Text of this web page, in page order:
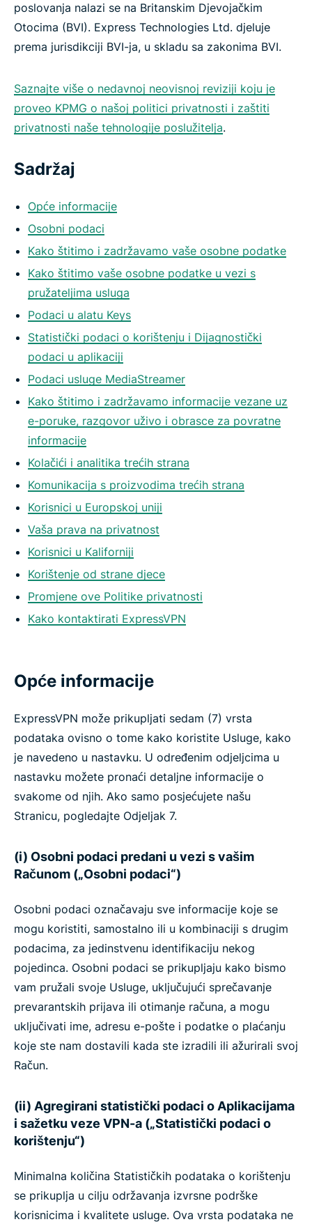
poslovanja nalazi se na Britanskim Djevojačkim
Otocima (BVI). Express Technologies Ltd. djeluje
prema jurisdikciji BVI-ja, u skladu sa zakonima BVI.
Saznajte više o nedavnoj neovisnoj reviziji koju je
proveo KPMG o našoj politici privatnosti i zaštiti
privatnosti naše tehnologije poslužitelja.
Sadržaj
Opće informacije
Osobni podaci
Kako štitimo i zadržavamo vaše osobne podatke
Kako štitimo vaše osobne podatke u vezi s
pružateljima usluga
Podaci u alatu Keys
Statistički podaci o korištenju i Dijagnostički
podaci u aplikaciji
Podaci usluge MediaStreamer
Kako štitimo i zadržavamo informacije vezane uz
e-poruke, razgovor uživo i obrasce za povratne
informacije
Kolačići i analitika trećih strana
Komunikacija s proizvodima trećih strana
Korisnici u Europskoj uniji
Vaša prava na privatnost
Korisnici u Kaliforniji
Korištenje od strane djece
Promjene ove Politike privatnosti
Kako kontaktirati ExpressVPN
Opće informacije
ExpressVPN može prikupljati sedam (7) vrsta
podataka ovisno o tome kako koristite Usluge, kako
je navedeno u nastavku. U određenim odjeljcima u
nastavku možete pronaći detaljne informacije o
svakome od njih. Ako samo posjećujete našu
Stranicu, pogledajte Odjeljak 7.
(i) Osobni podaci predani u vezi s vašim
Računom („Osobni podaci“)
Osobni podaci označavaju sve informacije koje se
mogu koristiti, samostalno ili u kombinaciji s drugim
podacima, za jedinstvenu identifikaciju nekog
pojedinca. Osobni podaci se prikupljaju kako bismo
vam pružali svoje Usluge, uključujući sprečavanje
prevarantskih prijava ili otimanje računa, a mogu
uključivati ime, adresu e-pošte i podatke o plaćanju
koje ste nam dostavili kada ste izradili ili ažurirali svoj
Račun.
(ii) Agregirani statistički podaci o Aplikacijama
i sažetku veze VPN-a („Statistički podaci o
korištenju“)
Minimalna količina Statističkih podataka o korištenju
se prikuplja u cilju održavanja izvrsne podrške
korisnicima i kvalitete usluge. Ova vrsta podataka ne